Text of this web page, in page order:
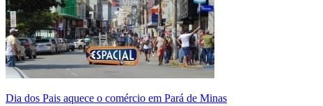
Dia dos Pais aquece o comércio em Pará de Minas